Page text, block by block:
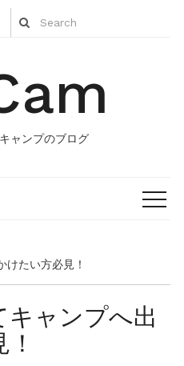
ャンプのブログ
けたい方必見！
キャンプへ出